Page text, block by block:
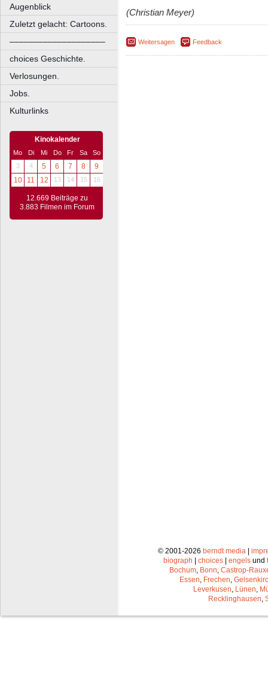
Augenblick
Zuletzt gelacht: Cartoons.
––––––––––––––––––––
choices Geschichte.
Verlosungen.
Jobs.
Kulturlinks
Kinokalender
Mo Di Mi Do Fr Sa
So
3
4 5 6 7 8
9
10
11 12 13 14 15 16
12.669 Beiträge zu
3.883 Filmen im Forum
(Christian Meyer)
Weitersagen Feedback
© 2001-2026 berndt media |
biograph | choices | engels und
Bochum Bonn Castrop-
Essen Frechen
Leverkusen Lünen
Recklinghausen